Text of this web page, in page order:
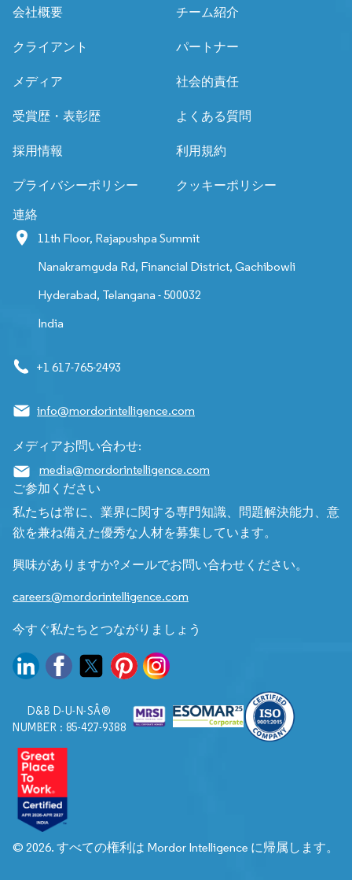
会社概要 チーム紹介
クライアント パートナー
メディア 社会的責任
受賞歴・表彰歴 よくある質問
採用情報 利用規約
プライバシーポリシー クッキーポリシー
連絡
11th Floor, Rajapushpa Summit
Nanakramguda Rd, Financial District, Gachibowli
Hyderabad, Telangana - 500032
India
+1 617-765-2493
info@mordorintelligence.com
メディアお問い合わせ:
media@mordorintelligence.com
ご参加ください
私たちは常に、業界に関する専門知識、問題解決能力、意
欲を兼ね備えた優秀な人材を募集しています。
興味がありますか?メールでお問い合わせください。
careers@mordorintelligence.com
今すぐ私たちとつながりましょう
D&B D-U-N-SÂ®
NUMBER : 85-427-9388
© 2026. すべての権利は Mordor Intelligence に帰属します。